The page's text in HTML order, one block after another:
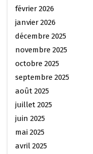
février 2026
janvier 2026
décembre 2025
novembre 2025
octobre 2025
septembre 2025
août 2025
juillet 2025
juin 2025
mai 2025
avril 2025